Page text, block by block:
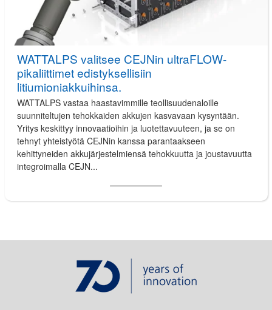
WATTALPS valitsee CEJNin ultraFLOW-
pikaliittimet edistyksellisiin
litiumioniakkuihinsa.
WATTALPS vastaa haastavimmille teollisuudenaloille
suunniteltujen tehokkaiden akkujen kasvavaan kysyntään.
Yritys keskittyy innovaatioihin ja luotettavuuteen, ja se on
tehnyt yhteistyötä CEJNin kanssa parantaakseen
kehittyneiden akkujärjestelmiensä tehokkuutta ja joustavuutta
integroimalla CEJN...